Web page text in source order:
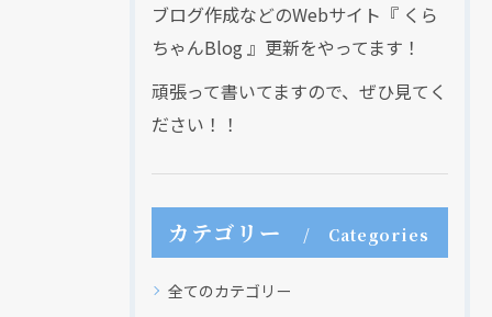
ブログ作成などのWebサイト『 くら
ちゃんBlog 』更新をやってます！
頑張って書いてますので、ぜひ見てく
ださい！！
カテゴリー Categories
全てのカテゴリー